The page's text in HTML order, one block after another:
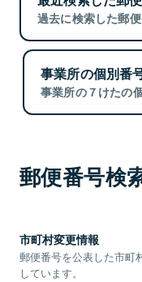
過去に検索した郵
事業所の個別番
事業所の７けたの
郵便番号検
市町村変更情報
郵便番号を公表した市町
しています。